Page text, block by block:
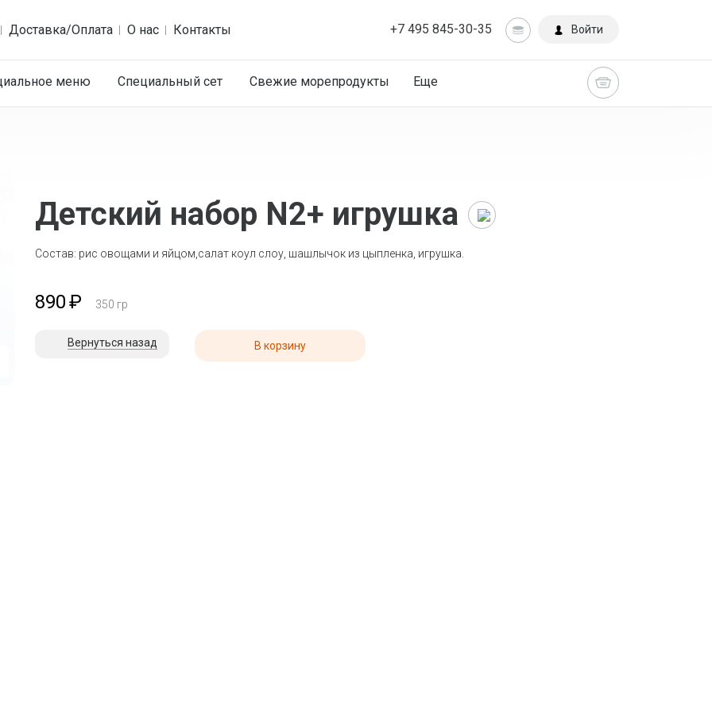
Доставка/Оплата О нас Контакты +7 495 845-30-35 Войти
меню Специальный сет Cвежие морепродукты Еще
Детский набор N2+ игрушка
Состав: рис овощами и яйцом,салат коул слоу, шашлычок из цыпленка, игрушка.
890₽ 350 гр
Вернуться назад В корзину